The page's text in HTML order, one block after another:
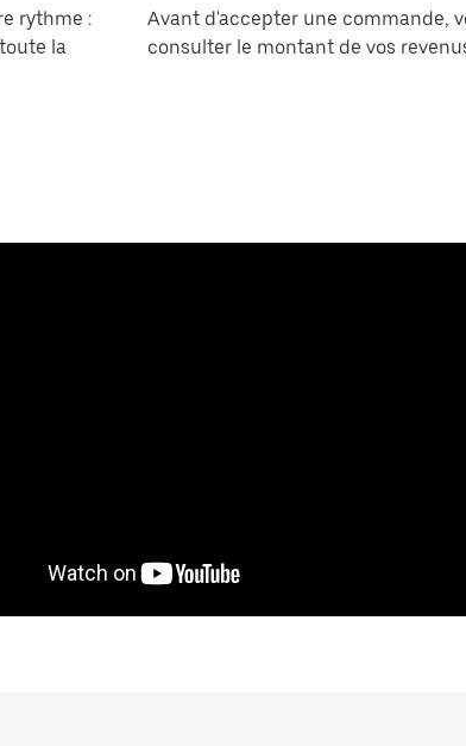
rythme :
la
Avant d'accepter une commande,
consulter le montant de vos